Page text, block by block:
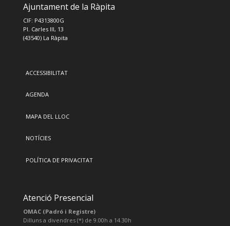
Ajuntament de la Ràpita
CIF: P4313800G
Pl. Carles III, 13
(43540) La Ràpita
ACCESSIBILITAT
AGENDA
MAPA DEL LLOC
NOTÍCIES
POLÍTICA DE PRIVACITAT
Atenció Presencial
OMAC (Padró i Registre)
Dilluns a divendres (*) de 9.00h a 14.30h